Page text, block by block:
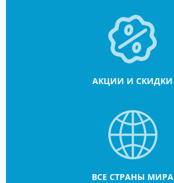
АКЦИИ И СКИДКИ
ВСЕ СТРАНЫ МИРА